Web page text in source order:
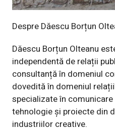
Despre Dăescu Borțun
Dăescu Borțun Olteanu
independentă de relații
consultanță în domeniul
dovedită în domeniul
specializate în
tehnologie și proiecte din
industriilor creative.